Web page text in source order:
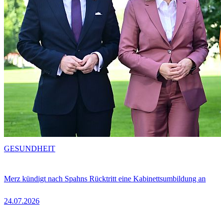
Merz kündigt nach Spahns Rücktritt eine Kabinettsumbildung an
24.07.2026
GESUNDHEIT